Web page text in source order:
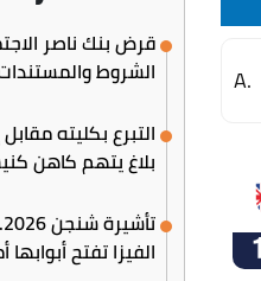
.A
الشروط
بلاغ يتهم كاهن
الفيزا تفتح